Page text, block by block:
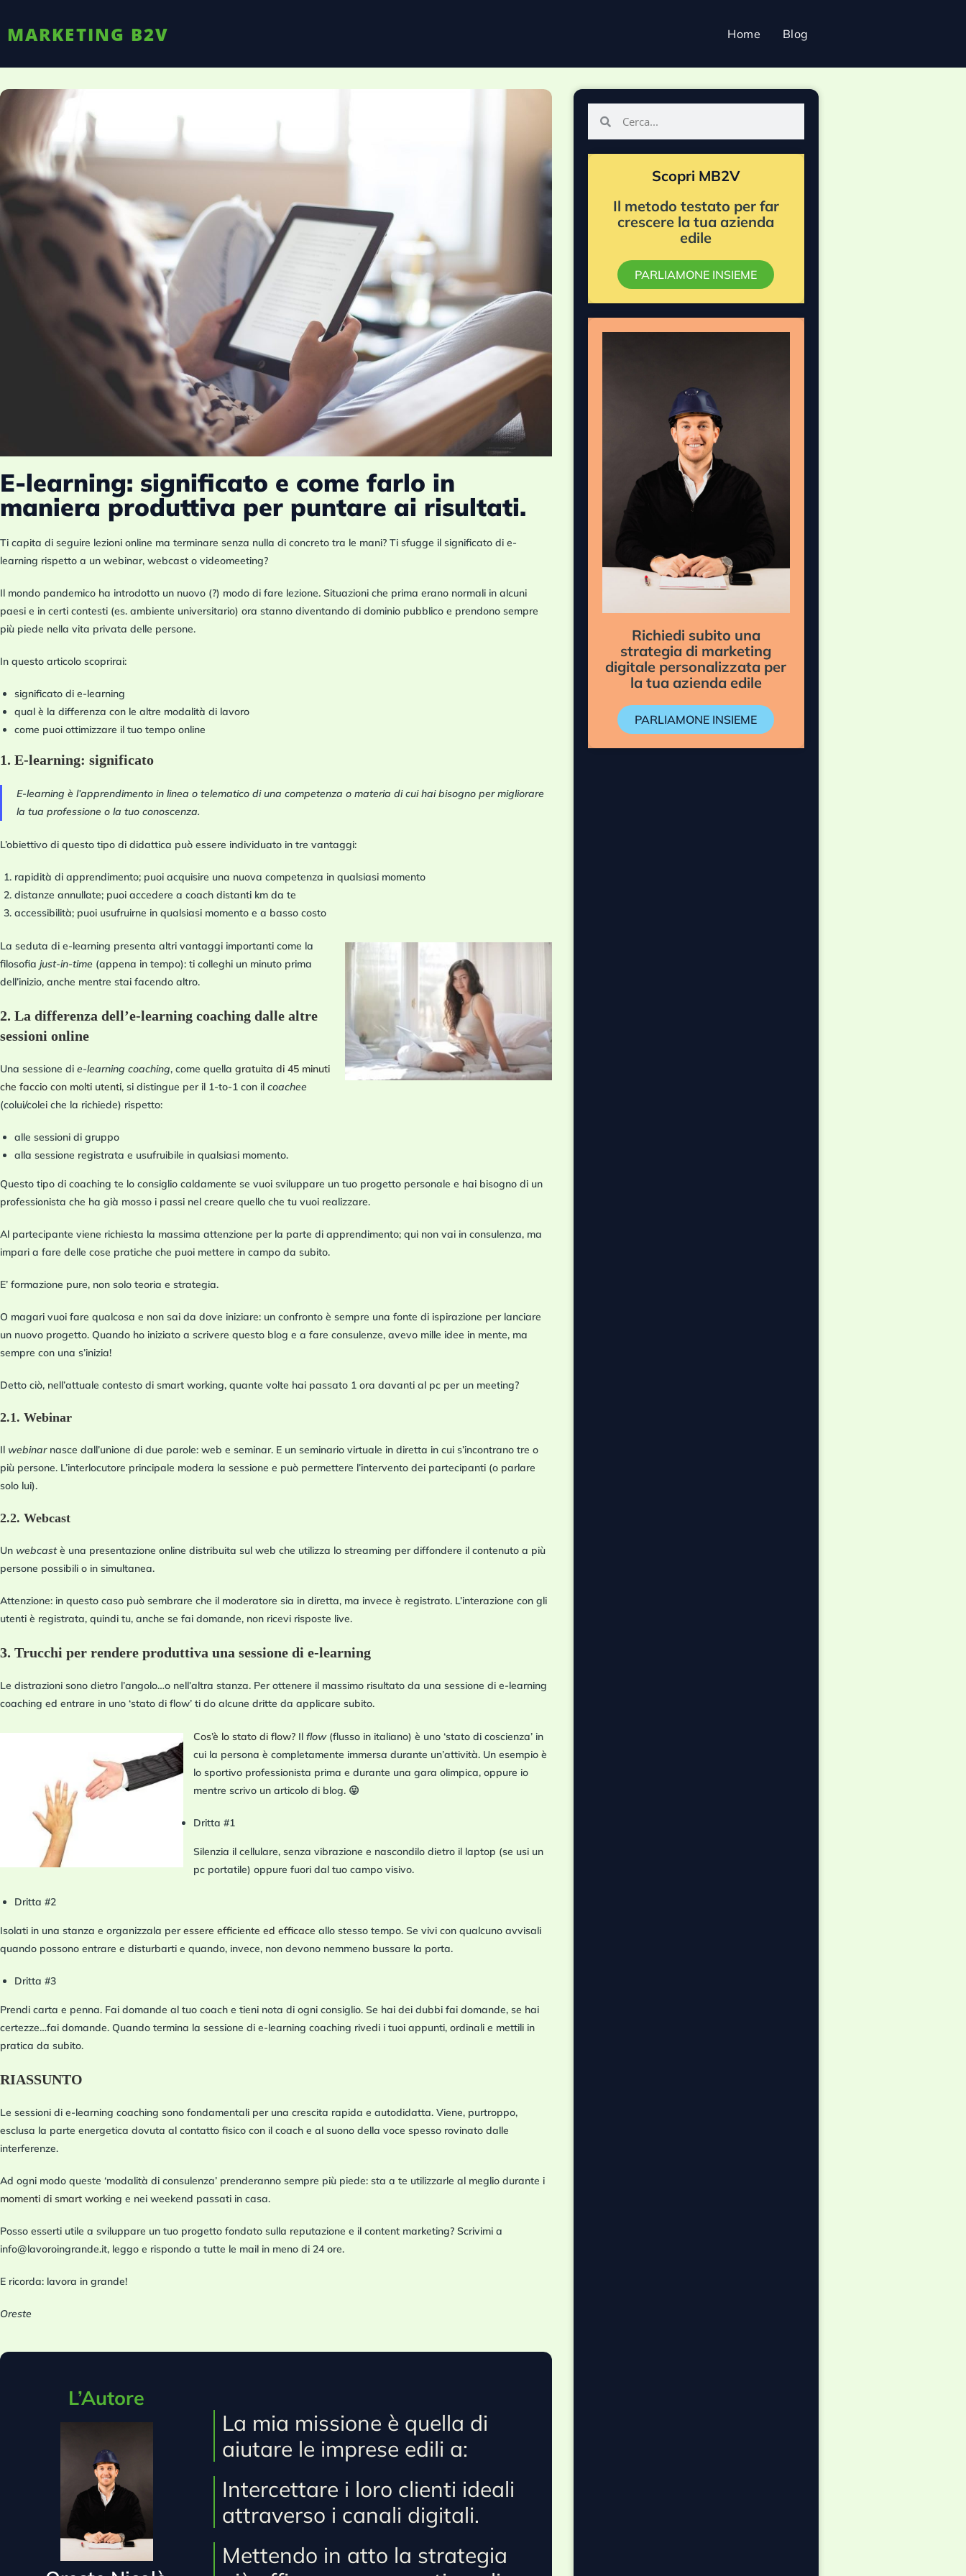
MARKETING B2V Home Blog
E-learning: significato e come farlo in
maniera produttiva per puntare ai risultati.
Ti capita di seguire lezioni online ma terminare senza nulla di concreto tra le mani? Ti sfugge il significato di e-
learning rispetto a un webinar, webcast o videomeeting?
Il mondo pandemico ha introdotto un nuovo (?) modo di fare lezione. Situazioni che prima erano normali in alcuni
paesi e in certi contesti (es. ambiente universitario) ora stanno diventando di dominio pubblico e prendono sempre
più piede nella vita privata delle persone.
In questo articolo scoprirai:
significato di e-learning
qual è la differenza con le altre modalità di lavoro
come puoi ottimizzare il tuo tempo online
1. E-learning: significato
E-learning è l’apprendimento in linea o telematico di una competenza o materia di cui hai bisogno per migliorare
la tua professione o la tuo conoscenza.
L’obiettivo di questo tipo di didattica può essere individuato in tre vantaggi:
rapidità di apprendimento; puoi acquisire una nuova competenza in qualsiasi momento
distanze annullate; puoi accedere a coach distanti km da te
accessibilità; puoi usufruirne in qualsiasi momento e a basso costo
La seduta di e-learning presenta altri vantaggi importanti come la
filosofia just-in-time (appena in tempo): ti colleghi un minuto prima
dell’inizio, anche mentre stai facendo altro.
2. La differenza dell’e-learning coaching dalle altre
sessioni online
Una sessione di e-learning coaching, come quella gratuita di 45 minuti
che faccio con molti utenti, si distingue per il 1-to-1 con il coachee
(colui/colei che la richiede) rispetto:
alle sessioni di gruppo
alla sessione registrata e usufruibile in qualsiasi momento.
Questo tipo di coaching te lo consiglio caldamente se vuoi sviluppare un tuo progetto personale e hai bisogno di un
professionista che ha già mosso i passi nel creare quello che tu vuoi realizzare.
Al partecipante viene richiesta la massima attenzione per la parte di apprendimento; qui non vai in consulenza, ma
impari a fare delle cose pratiche che puoi mettere in campo da subito.
E’ formazione pure, non solo teoria e strategia.
O magari vuoi fare qualcosa e non sai da dove iniziare: un confronto è sempre una fonte di ispirazione per lanciare
un nuovo progetto. Quando ho iniziato a scrivere questo blog e a fare consulenze, avevo mille idee in mente, ma
sempre con una s’inizia!
Detto ciò, nell’attuale contesto di smart working, quante volte hai passato 1 ora davanti al pc per un meeting?
2.1. Webinar
Il webinar nasce dall’unione di due parole: web e seminar. E un seminario virtuale in diretta in cui s’incontrano tre o
più persone. L’interlocutore principale modera la sessione e può permettere l’intervento dei partecipanti (o parlare
solo lui).
2.2. Webcast
Un webcastè una presentazione online distribuita sul web che utilizza lo streaming per diffondere il contenuto a più
persone possibili o in simultanea.
Attenzione: in questo caso può sembrare che il moderatore sia in diretta, ma invece è registrato. L’interazione con gli
utenti è registrata, quindi tu, anche se fai domande, non ricevi risposte live.
3. Trucchi per rendere produttiva una sessione di e-learning
Le distrazioni sono dietro l’angolo…o nell’altra stanza. Per ottenere il massimo risultato da una sessione di e-learning
coaching ed entrare in uno ‘stato di flow’ ti do alcune dritte da applicare subito.
Cos’è lo stato di flow? Il flow (flusso in italiano) è uno ‘stato di coscienza’ in
cui la persona è completamente immersa durante un’attività. Un esempio è
lo sportivo professionista prima e durante una gara olimpica, oppure io
mentre scrivo un articolo di blog. 😛
Dritta #1
Silenzia il cellulare, senza vibrazione e nascondilo dietro il laptop (se usi un
pc portatile) oppure fuori dal tuo campo visivo.
Dritta #2
Isolati in una stanza e organizzala peressere efficiente ed efficace allo stesso tempo. Se vivi con qualcuno avvisali
quando possono entrare e disturbarti e quando, invece, non devono nemmeno bussare la porta.
Dritta #3
Prendi carta e penna. Fai domande al tuo coach e tieni nota di ogni consiglio. Se hai dei dubbi fai domande, se hai
certezze…fai domande. Quando termina la sessione di e-learning coaching rivedi i tuoi appunti, ordinali e mettili in
pratica da subito.
RIASSUNTO
Le sessioni di e-learning coaching sono fondamentali per una crescita rapida e autodidatta. Viene, purtroppo,
esclusa la parte energetica dovuta al contatto fisico con il coach e al suono della voce spesso rovinato dalle
interferenze.
Ad ogni modo queste ‘modalità di consulenza’ prenderanno sempre più piede: sta a te utilizzarle al meglio durante i
momenti di smart working e nei weekend passati in casa.
Posso esserti utile a sviluppare un tuo progetto fondato sulla reputazione e il content marketing? Scrivimi a
info@lavoroingrande.it, leggo e rispondo a tutte le mail in meno di 24 ore.
E ricorda: lavora in grande!
Oreste
L’Autore
La mia missione è quella di
aiutare le imprese edili a:
Intercettare i loro clienti ideali
attraverso i canali digitali.
Mettendo in atto la strategia
Scopri MB2V
Il metodo testato per far
crescere la tua azienda
edile
PARLIAMONE INSIEME
Richiedi subito una
strategia di marketing
digitale personalizzata per
la tua azienda edile
PARLIAMONE INSIEME